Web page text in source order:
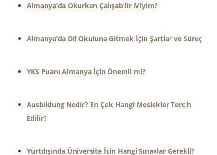
Almanya’da Okurken Çalışabilir Miyim?
Almanya’da Dil Okuluna Gitmek İçin Şartlar ve Süreç
YKS Puanı Almanya İçin Önemli mi?
Ausbildung Nedir? En Çok Hangi Meslekler Tercih
Edilir?
Yurtdışında Üniversite İçin Hangi Sınavlar Gerekli?